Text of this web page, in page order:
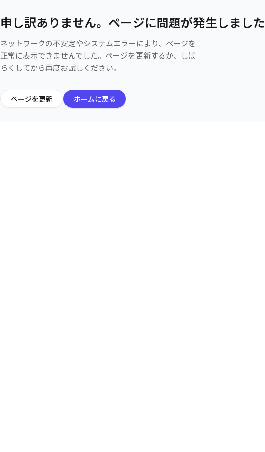
申し訳ありません。ページに問題が発生しました
ネットワークの不安定やシステムエラーにより、ページを
正常に表示できませんでした。ページを更新するか、しば
らくしてから再度お試しください。
ページを更新 ホームに戻る